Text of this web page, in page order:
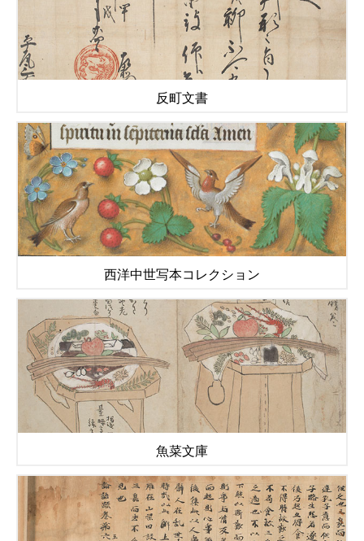
反町文書
西洋中世写本コレクション
魚菜文庫